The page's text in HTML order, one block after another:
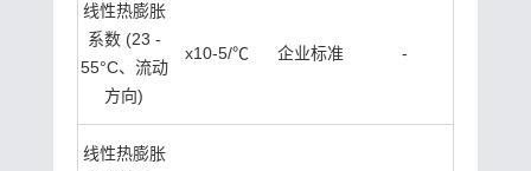
线性热膨胀
系数 (23 -
55°C、流动
方向)
x10-5/℃ 企业标准 -
线性热膨胀